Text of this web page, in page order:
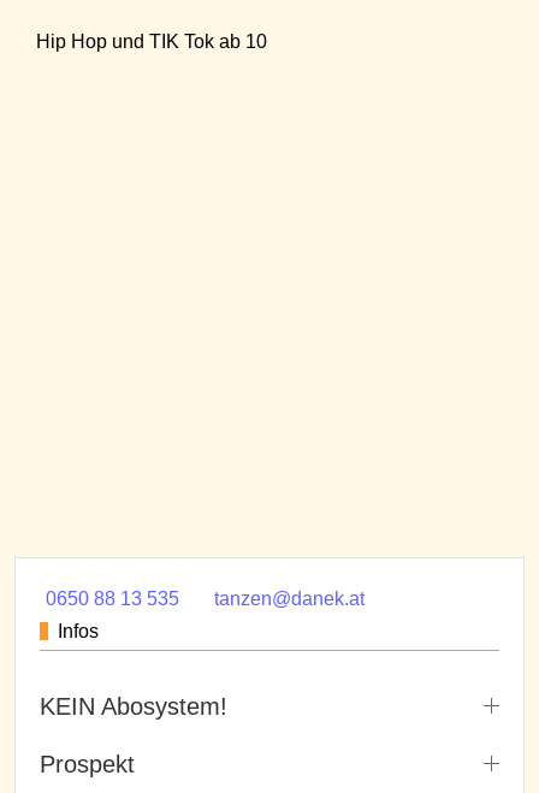
Hip Hop und TIK Tok ab 10
0650 88 13 535
tanzen@danek.at
Infos
KEIN Abosystem!
Prospekt